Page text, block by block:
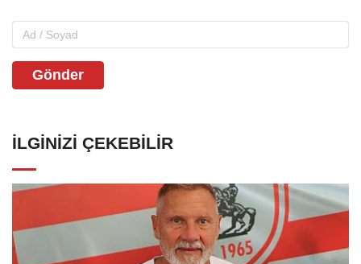
Gönder
İLGINIZI ÇEKEBILIR